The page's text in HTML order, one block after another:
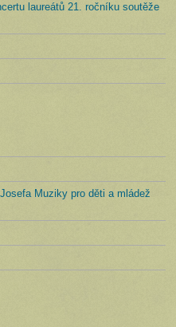
laureátů 21. ročníku soutěže
Muziky pro děti a mládež